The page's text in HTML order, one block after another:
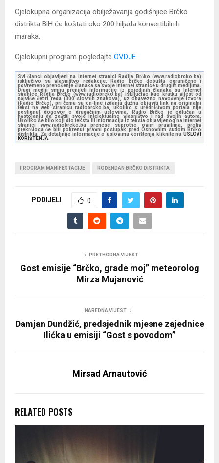
Cjelokupna organizacija obilježavanja godišnjice Brčko
distrikta BiH će koštati oko 200 hiljada konvertibilnih
maraka.
Cjelokupni program pogledajte OVDJE
Svi članci objavljeni na internet stranici Radija Brčko (www.radiobrcko.ba)
isključivo su vlasništvo redakcije. Radio Brčko dopušta ograničeno i
povremeno prenošenje članaka sa svoje internet stranice u drugim medijima.
Drugi mediji smiju prenijeti informacije iz pojedinih članaka sa Internet
stranice Radija Brčko (www.radiobrcko.ba) isključivo kao kratku vijest od
najviše četiri reda (300 slovnih znakova), uz obavezno navođenje izvora
(Radio Brčko), pri čemu su on-line izdanja dužna objaviti link na originalni
tekst na web stranicu radiobrcko.ba, ukoliko s uredništvom portala nije
postignut dogovor o drugačijim uslovima. Radio Brčko je odlučan u
nastojanju da zaštiti svoje intelektualno vlasništvo i rad svojih autora.
Ukoliko se bilo koji dio teksta ili informacija iz teksta objavljenog na internet
stranici www.radiobrcko.ba prenese suprotno ovim pravilima, protiv
prekršioca će biti pokrenut pravni postupak pred Osnovnim sudom Brčko
distrikta. Za detaljnije informacije o uslovima korištenja kliknite na USLOVI
KORIŠTENJA.
PROGRAM MANIFESTACIJE ROĐENDAN BRČKO DISTRIKTA
PODIJELI 0
PRETHODNA VIJEST
Gost emisije “Brčko, grade moj” meteorolog
Mirza Mujanović
NAREDNA VIJEST
Damjan Dundžić, predsjednik mjesne zajednice
Ilićka u emisiji “Gost s povodom”
Mirsad Arnautović
RELATED POSTS